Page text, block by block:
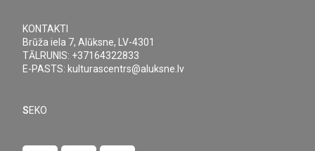
KONTAKTI
Brūža iela 7, Alūksne, LV-4301
TĀLRUNIS: +37164322833
E-PASTS: kulturascentrs@aluksne.lv
SEKO